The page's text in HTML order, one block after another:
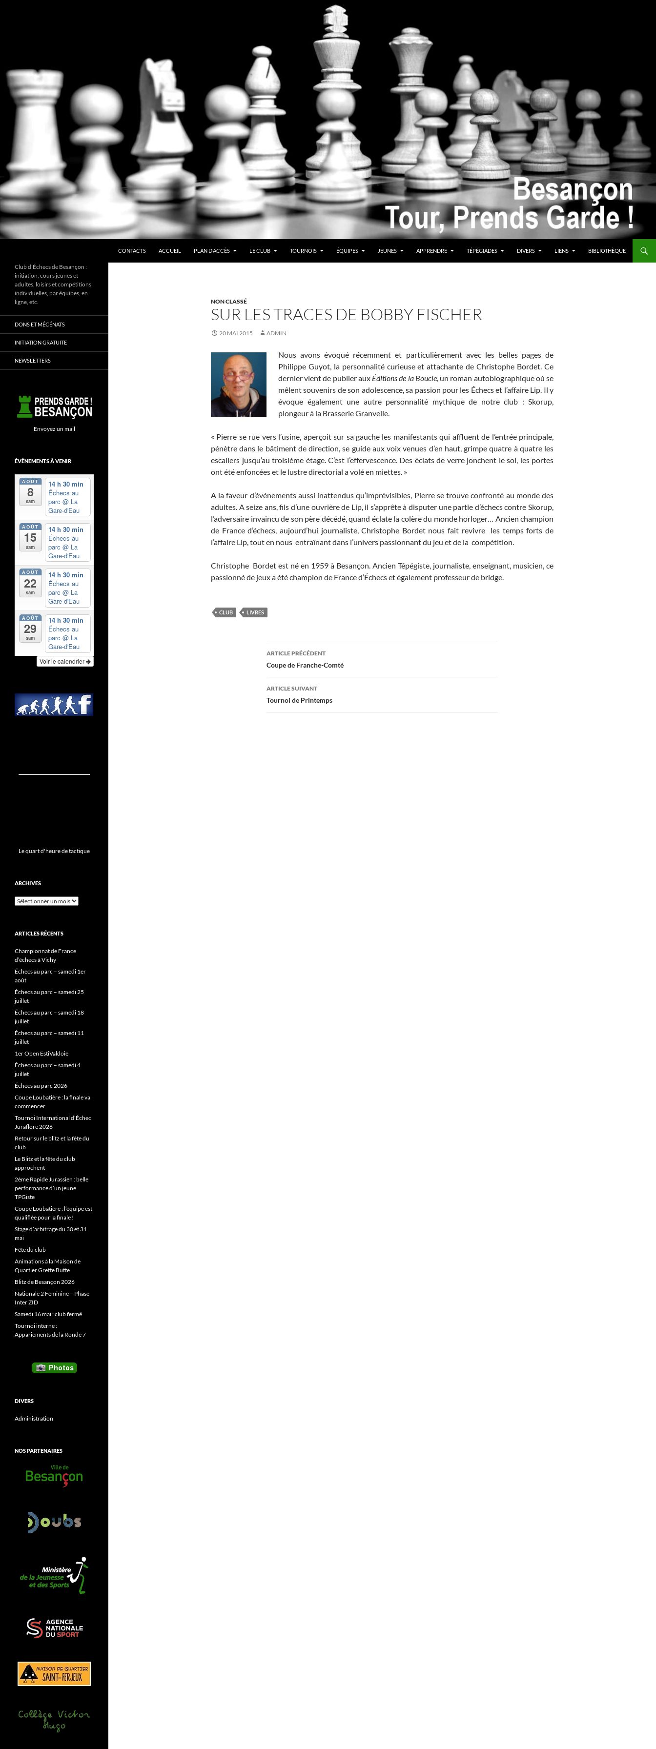
CONTACTS
ACCUEIL PLAN D’ACCÈS LE CLUB TOURNOIS ÉQUIPES JEUNES APPRENDRE TÉPÉGIADES DIVERS LIENS BIBLIOTHÈQUE
NON CLASSÉ
SUR LES TRACES DE BOBBY FISCHER
20 MAI 2015 ADMIN
Nous avons évoqué récemment et particulièrement avec les belles pages de
Philippe Guyot, la personnalité curieuse et attachante de Christophe Bordet. Ce
dernier vient de publier aux Éditions de la Boucle, un roman autobiographique où se
mêlent souvenirs de son adolescence, sa passion pour les Échecs et l’affaire Lip. Il y
évoque également une autre personnalité mythique de notre club : Skorup,
plongeur à la Brasserie Granvelle.
« Pierre se rue vers l’usine, aperçoit sur sa gauche les manifestants qui affluent de l’entrée principale,
pénètre dans le bâtiment de direction, se guide aux voix venues d’en haut, grimpe quatre à quatre les
escaliers jusqu’au troisième étage. C’est l’effervescence. Des éclats de verre jonchent le sol, les portes
ont été enfoncées et le lustre directorial a volé en miettes. »
A la faveur d’événements aussi inattendus qu’imprévisibles, Pierre se trouve confronté au monde des
adultes. A seize ans, fils d’une ouvrière de Lip, il s’apprête à disputer une partie d’échecs contre Skorup,
l’adversaire invaincu de son père décédé, quand éclate la colère du monde horloger… Ancien champion
de France d’échecs, aujourd’hui journaliste, Christophe Bordet nous fait revivre les temps forts de
l’affaire Lip, tout en nous entraînant dans l’univers passionnant du jeu et de la compétition.
Christophe Bordet est né en 1959 à Besançon. Ancien Tépégiste, journaliste, enseignant, musicien, ce
passionné de jeux a été champion de France d’Échecs et également professeur de bridge.
CLUB LIVRES
Navigation
des
articles
ARTICLE PRÉCÉDENT
Coupe de Franche-Comté
ARTICLE SUIVANT
Tournoi de Printemps
Club d'Échecs de Besançon :
initiation, cours jeunes et
adultes, loisirs et compétitions
individuelles, par équipes, en
ligne, etc.
DONS ET MÉCÉNATS
INITIATION GRATUITE
NEWSLETTERS
Envoyez un mail
ÉVÈNEMENTS À VENIR
AOÛT
8
sam
14 h 30 min
Échecs au
parc @ La
Gare-d'Eau
AOÛT
15
sam
14 h 30 min
Échecs au
parc @ La
Gare-d'Eau
AOÛT
22
sam
14 h 30 min
Échecs au
parc @ La
Gare-d'Eau
AOÛT
29
sam
14 h 30 min
Échecs au
parc @ La
Gare-d'Eau
Voir le calendrier
Le quart d'heure de tactique
ARCHIVES
Archives
ARTICLES RÉCENTS
Championnat de France
d’échecs à Vichy
Échecs au parc – samedi 1er
août
Échecs au parc – samedi 25
juillet
Échecs au parc – samedi 18
juillet
Échecs au parc – samedi 11
juillet
1er Open EstiValdoie
Échecs au parc – samedi 4
juillet
Échecs au parc 2026
Coupe Loubatière : la finale va
commencer
Tournoi International d’Échec
Juraflore 2026
Retour sur le blitz et la fête du
club
Le Blitz et la fête du club
approchent
2ème Rapide Jurassien : belle
performance d’un jeune
TPGiste
Coupe Loubatière : l’équipe est
qualifiée pour la finale !
Stage d’arbitrage du 30 et 31
mai
Fête du club
Animations à la Maison de
Quartier Grette Butte
Blitz de Besançon 2026
Nationale 2 Féminine – Phase
Inter ZID
Samedi 16 mai : club fermé
Tournoi interne :
Appariements de la Ronde 7
DIVERS
Administration
NOS PARTENAIRES